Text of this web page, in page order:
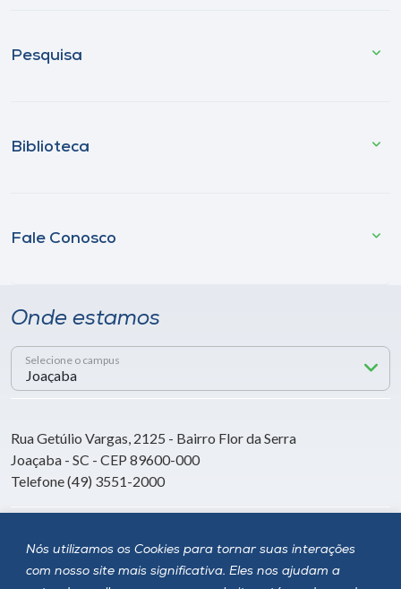
Nós utilizamos os Cookies para tornar suas interações
com nosso site mais significativa. Eles nos ajudam a
Pesquisa
Biblioteca
Fale Conosco
Onde estamos
Selecione o campus
Rua Getúlio Vargas, 2125 - Bairro Flor da Serra
Joaçaba - SC - CEP 89600-000
Telefone (49) 3551-2000
Siga a Unoesc